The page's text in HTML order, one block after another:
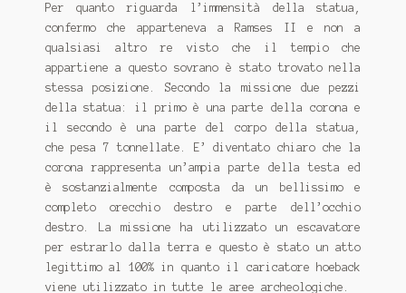
Per quanto riguarda l’immensità della statua,
confermo che apparteneva a Ramses II e non a
qualsiasi altro re visto che il tempio che
appartiene a questo sovrano è stato trovato nella
stessa posizione. Secondo la missione due pezzi
della statua: il primo è una parte della corona e
il secondo è una parte del corpo della statua,
che pesa 7 tonnellate. E’ diventato chiaro che la
corona rappresenta un’ampia parte della testa ed
è sostanzialmente composta da un bellissimo e
completo orecchio destro e parte dell’occhio
destro. La missione ha utilizzato un escavatore
per estrarlo dalla terra e questo è stato un atto
legittimo al 100% in quanto il caricatore hoeback
viene utilizzato in tutte le aree archeologiche.